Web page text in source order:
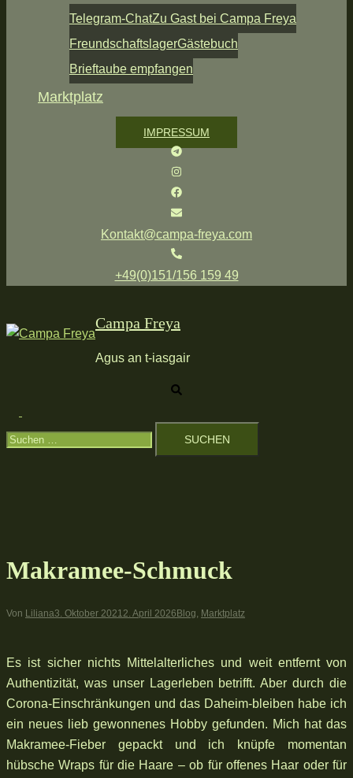
Telegram-ChatZu Gast bei Campa Freya
FreundschaftslagerGästebuch
Brieftaube empfangen
Marktplatz
IMPRESSUM
Kontakt@campa-freya.com
+49(0)151/156 159 49
Campa Freya
Agus an t-iasgair
umschalten
Suchen
nach:
Makramee-Schmuck
Von Liliana3. Oktober 20212. April 2026 Blog, Marktplatz
Es ist sicher nichts Mittelalterliches und weit entfernt von
Authentizität, was unser Lagerleben betrifft. Aber durch die
Corona-Einschränkungen und das Daheim-bleiben habe ich
ein neues lieb gewonnenes Hobby gefunden. Mich hat das
Makramee-Fieber gepackt und ich knüpfe momentan
hübsche Wraps für die Haare – ob für offenes Haar oder für